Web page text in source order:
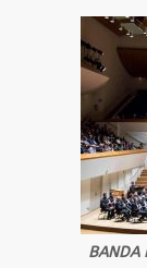
BANDA